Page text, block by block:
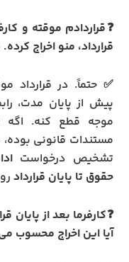
❓قراردادم موقته و
قرارداد، منو اخراج
✅ حتماً. در قرارداد
پیش از پایان مدت،
موجه قطع کنه. اگه
مستندات قانونی
تشخیص درخواست
حقوق تا پایان قرارداد
❓کارفرما بعد از پایان
آیا این اخراج محسوب